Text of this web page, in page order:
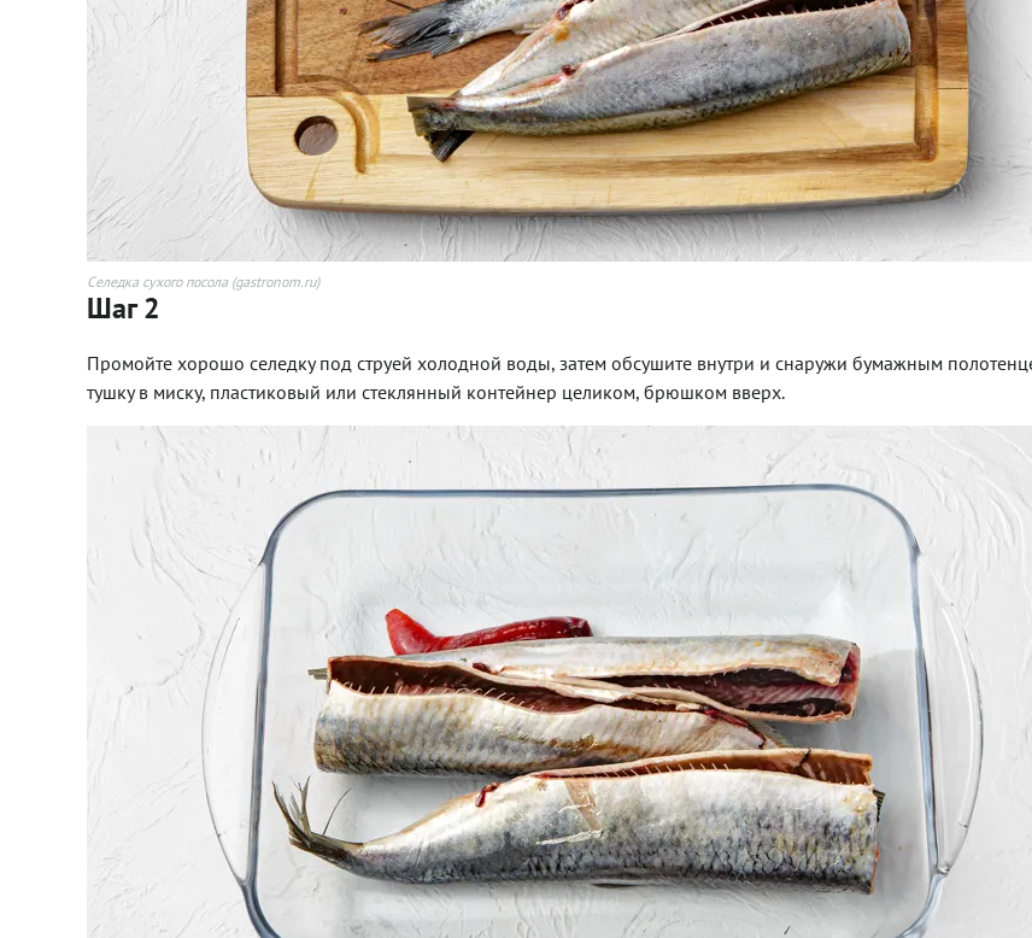
Селедка сухого посола (gastronom.ru)
Шаг 2
Промойте хорошо селедку под струей холодной воды, затем обсушите внутри и снаружи бумажным
тушку в миску, пластиковый или стеклянный контейнер целиком, брюшком вверх.